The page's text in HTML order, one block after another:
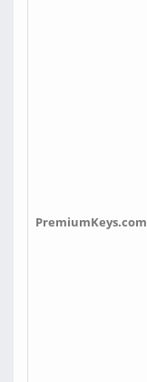
PremiumKeys.com